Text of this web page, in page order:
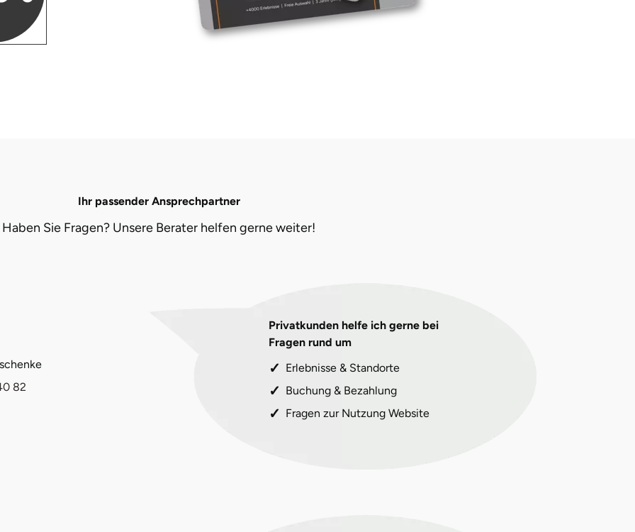
Ihr passender Ansprechpartner
Haben Sie Fragen? Unsere Berater helfen gerne weiter!
82
Privatkunden helfe ich gerne bei
Fragen rund um
Erlebnisse & Standorte
Buchung & Bezahlung
Fragen zur Nutzung Website